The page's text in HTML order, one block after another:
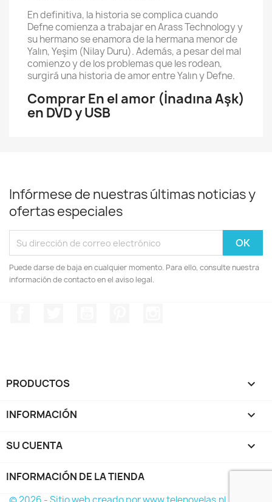
En definitiva, la historia se complica cuando
Defne comienza a trabajar en Arass Technology y
su hermano se enamora de la hermana menor de
Yalın, Yeşim (Nilay Duru). Además, a pesar del mal
comienzo y de los problemas que les rodean,
surgirá una historia de amor entre Yalın y Defne.
Comprar En el amor (İnadına Aşk)
en DVD y USB
Infórmese de nuestras últimas noticias y
ofertas especiales
Puede darse de baja en cualquier momento. Para ello, consulte nuestra
información de contacto en el aviso legal.
PRODUCTOS 
INFORMACIÓN 
SU CUENTA 
INFORMACIÓN DE LA TIENDA